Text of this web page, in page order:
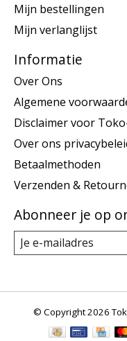
Mijn bestellingen
Mijn verlanglijst
Informatie
Over Ons
Algemene
Disclaimer voor
Over ons
Betaalmethoden
Verzenden &
Abonneer je op
© Copyright 2026